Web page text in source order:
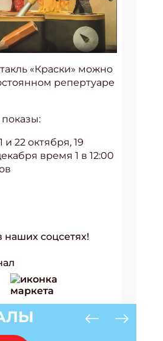
«Краски» можно
репертуаре
и 22 октября, 19
время 1 в 12:00
соцсетях!